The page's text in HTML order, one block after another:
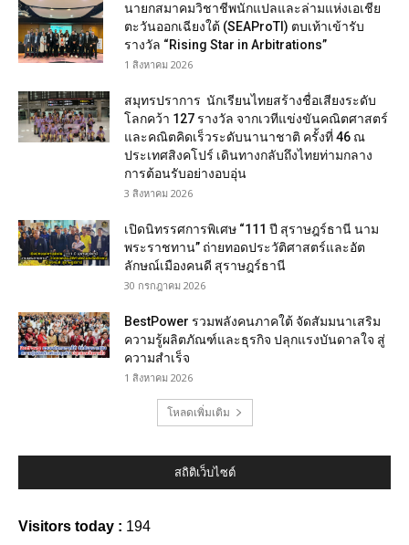
นายกสมาคมวิชาชีพนักแปลและล่ามแห่งเอเชีย
ตะวันออกเฉียงใต้ (SEAProTI) ตบเท้าเข้ารับ
รางวัล “Rising Star in Arbitrations”
1 สิงหาคม 2026
สมุทรปราการ นักเรียนไทยสร้างชื่อเสียงระดับ
โลกคว้า 127 รางวัล จากเวทีแข่งขันคณิตศาสตร์
และคณิตคิดเร็วระดับนานาชาติ ครั้งที่ 46 ณ
ประเทศสิงคโปร์ เดินทางกลับถึงไทยท่ามกลาง
การต้อนรับอย่างอบอุ่น
3 สิงหาคม 2026
เปิดนิทรรศการพิเศษ “111 ปี สุราษฎร์ธานี นาม
พระราชทาน” ถ่ายทอดประวัติศาสตร์และอัต
ลักษณ์เมืองคนดี สุราษฎร์ธานี
30 กรกฎาคม 2026
BestPower รวมพลังคนภาคใต้ จัดสัมมนาเสริม
ความรู้ผลิตภัณฑ์และธุรกิจ ปลุกแรงบันดาลใจ สู่
ความสำเร็จ
1 สิงหาคม 2026
โหลดเพิ่มเติม
สถิติเว็บไซต์
Visitors today : 194